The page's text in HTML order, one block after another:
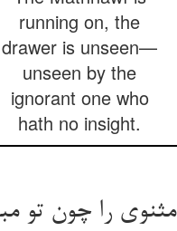
running on, the
drawer is unseen—
unseen by the
ignorant one who
hath no insight.
مثنوی را چون تو